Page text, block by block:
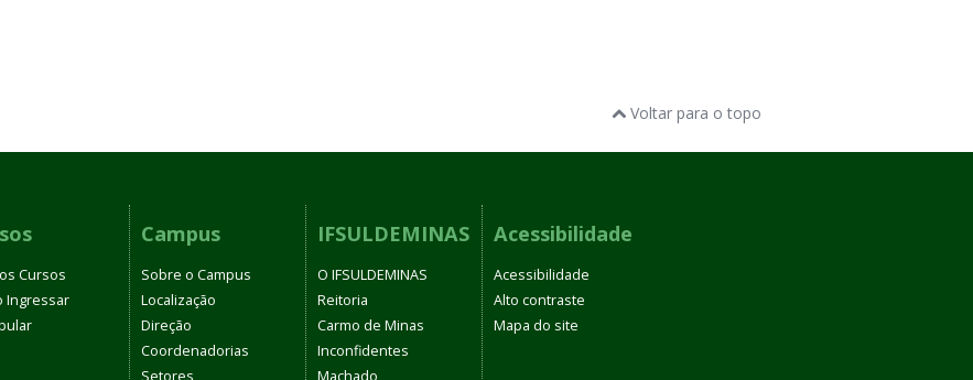
Voltar para o topo
Cursos
Ingressar
Campus
Sobre o Campus
Localização
Direção
Coordenadorias
IFSULDEMINAS
O IFSULDEMINAS
Reitoria
Carmo de Minas
Inconfidentes
Acessibilidade
Acessibilidade
Alto contraste
Mapa do site